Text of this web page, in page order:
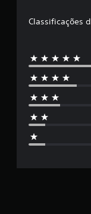
Classificações